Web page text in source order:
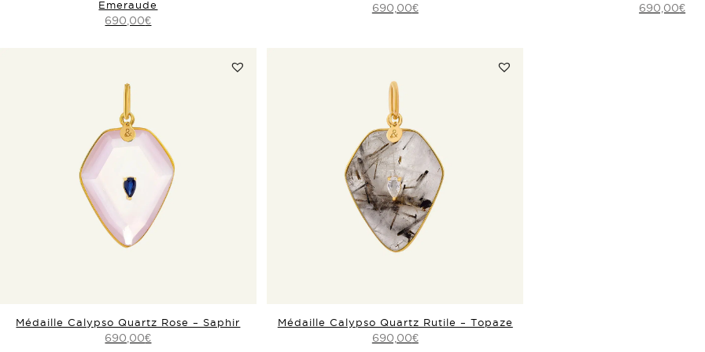
Emeraude
690,00€
690,00€ 690,00€
Médaille Calypso Quartz Rose – Saphir
690,00€
Médaille Calypso Quartz Rutile – Topaze
690,00€